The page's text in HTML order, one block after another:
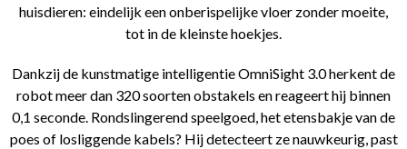
huisdieren: eindelijk een onberispelijke vloer zonder moeite,
tot in de kleinste hoekjes.
Dankzij de kunstmatige intelligentie OmniSight 3.0 herkent de
robot meer dan 320 soorten obstakels en reageert hij binnen
0,1 seconde. Rondslingerend speelgoed, het etensbakje van de
poes of losliggende kabels? Hij detecteert ze nauwkeurig, past